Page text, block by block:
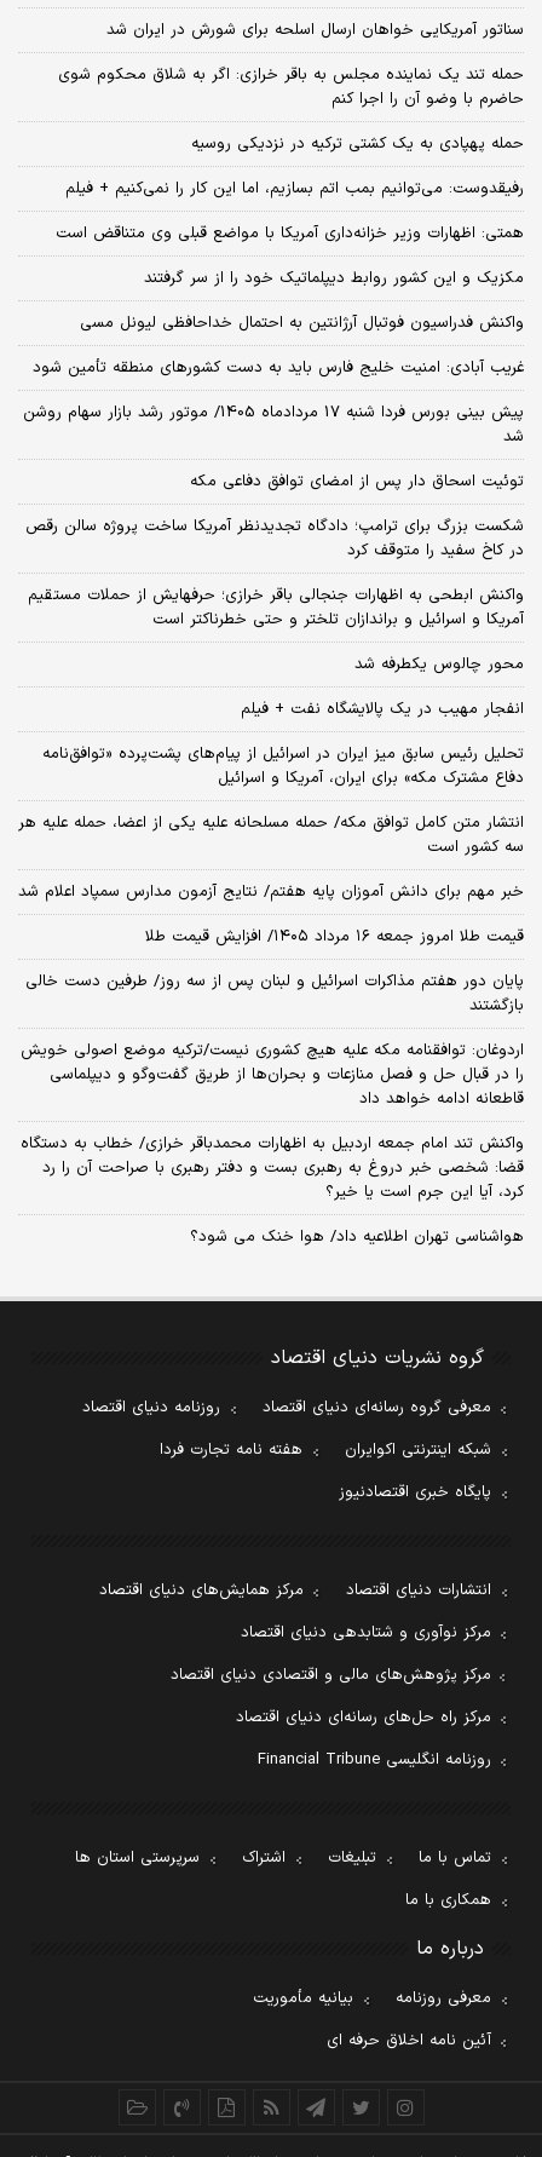
سناتور آمریکایی خواهان ارسال اسلحه برای شورش در ایران شد
حمله تند یک نماینده مجلس به باقر خرازی: اگر به شلاق محکوم شوی
حاضرم با وضو آن را اجرا کنم
حمله پهپادی به یک کشتی ترکیه در نزدیکی روسیه
رفیقدوست: می‌توانیم بمب اتم بسازیم، اما این کار را نمی‌کنیم + فیلم
همتی: اظهارات وزیر خزانه‌داری آمریکا با مواضع قبلی وی متناقض است
مکزیک و این کشور روابط دیپلماتیک خود را از سر گرفتند
واکنش فدراسیون فوتبال آرژانتین به احتمال خداحافظی لیونل مسی
غریب آبادی: امنیت خلیج فارس باید به دست کشورهای منطقه تأمین شود
پیش بینی بورس فردا شنبه 17 مردادماه 1405/ موتور رشد بازار سهام روشن
شد
توئیت اسحاق دار پس از امضای توافق دفاعی مکه
شکست بزرگ برای ترامپ؛ دادگاه تجدیدنظر آمریکا ساخت پروژه سالن رقص
در کاخ سفید را متوقف کرد
واکنش ابطحی به اظهارات جنجالی باقر خرازی؛ حرفهایش از حملات مستقیم
آمریکا و اسرائیل و براندازان تلختر و حتی خطرناکتر است
محور چالوس یکطرفه شد
انفجار مهیب در یک پالایشگاه نفت + فیلم
تحلیل رئیس سابق میز ایران در اسرائیل از پیام‌های پشت‌پرده «توافق‌نامه
دفاع مشترک مکه» برای ایران، آمریکا و اسرائیل
انتشار متن کامل توافق مکه/ حمله مسلحانه علیه یکی از اعضا، حمله علیه هر
سه کشور است
خبر مهم برای دانش آموزان پایه هفتم/ نتایج آزمون مدارس سمپاد اعلام شد
قیمت طلا امروز جمعه ۱۶ مرداد ۱۴۰۵/ افزایش قیمت طلا
پایان دور هفتم مذاکرات اسرائیل و لبنان پس از سه روز/ طرفین دست خالی
بازگشتند
اردوغان: توافقنامه مکه علیه هیچ کشوری نیست/ترکیه موضع اصولی خویش
را در قبال حل و فصل منازعات و بحران‌ها از طریق گفت‌وگو و دیپلماسی
قاطعانه ادامه خواهد داد
واکنش تند امام جمعه اردبیل به اظهارات محمدباقر خرازی/ خطاب به دستگاه
قضا: شخصی خبر دروغ به رهبری بست و دفتر رهبری با صراحت آن را رد
کرد، آیا این جرم است یا خیر؟
هواشناسی تهران اطلاعیه داد/ هوا خنک می شود؟
گروه نشریات دنیای اقتصاد
معرفی گروه رسانه‌ای دنیای اقتصاد
روزنامه دنیای اقتصاد
شبکه اینترنتی اکوایران
هفته نامه تجارت فردا
پایگاه خبری اقتصادنیوز
انتشارات دنیای اقتصاد
مرکز همایش‌های دنیای اقتصاد
مرکز نوآوری و شتابدهی دنیای اقتصاد
مرکز پژوهش‌های مالی و اقتصادی دنیای اقتصاد
مرکز راه حل‌های رسانه‌ای دنیای اقتصاد
روزنامه انگلیسی Financial Tribune
تماس با ما تبلیغات اشتراک
سرپرستی استان ها
همکاری با ما
درباره ما
معرفی روزنامه
بیانیه مأموریت
آئین نامه اخلاق حرفه ای